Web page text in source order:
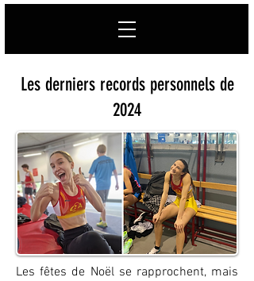
Les derniers records personnels de
2024
Les fêtes de Noël se rapprochent, mais